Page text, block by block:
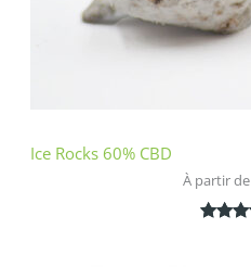
Ice Rocks 60% CBD
À partir de